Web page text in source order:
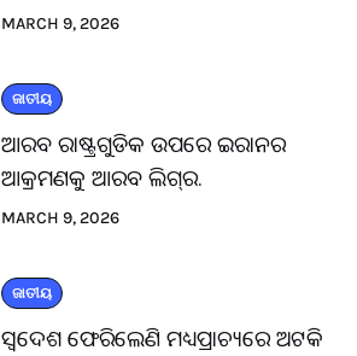
MARCH 9, 2026
ଜାତୀୟ
ଆରବ ରାଷ୍ଟ୍ରଗୁଡିକ ଉପରେ ଇରାନର
ଆକ୍ରମଣକୁ ଆରବ ଲିଗ୍‌ର.
MARCH 9, 2026
ଜାତୀୟ
ସ୍ବଦେଶ ଫେରିଲେଣି ମଧ୍ୟପ୍ରାଚ୍ୟରେ ଅଟକି